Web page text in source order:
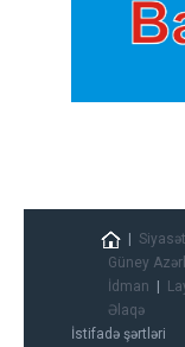
Siyasət
Güney
İdman
Əlaqə
İstifadə şərtləri